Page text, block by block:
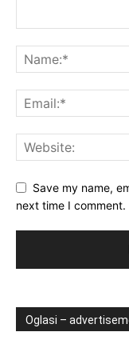
Save my name,
next time I comment.
Oglasi –